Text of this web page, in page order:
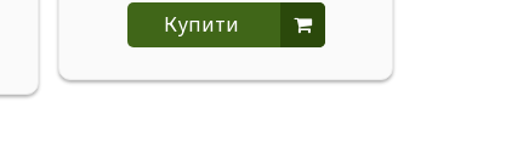
Купити